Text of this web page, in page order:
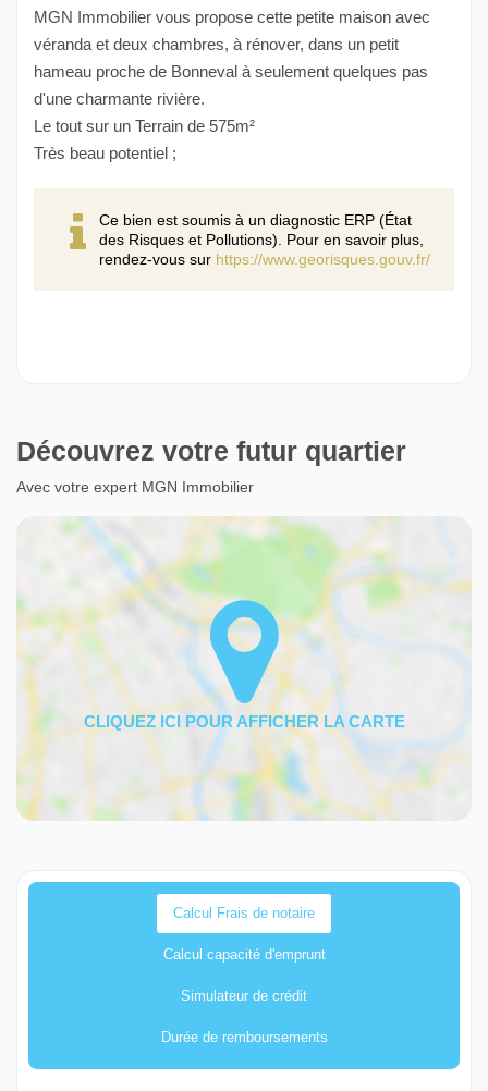
MGN Immobilier vous propose cette petite maison avec
véranda et deux chambres, à rénover, dans un petit
hameau proche de Bonneval à seulement quelques pas
d'une charmante rivière.
Le tout sur un Terrain de 575m²
Très beau potentiel ;
Ce bien est soumis à un diagnostic ERP (État
des Risques et Pollutions). Pour en savoir plus,
rendez-vous sur https://www.georisques.gouv.fr/
Découvrez votre futur quartier
Avec votre expert MGN Immobilier
Calcul Frais de notaire
Calcul capacité d'emprunt
Simulateur de crédit
Durée de remboursements